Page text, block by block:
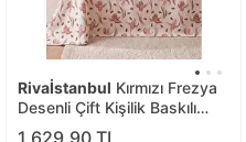
Rivaİstanbul Kırmızı Frezya
Desenli Çift Kişilik Baskılı
Pike & Yatak Örtüsü
1.629,90 TL